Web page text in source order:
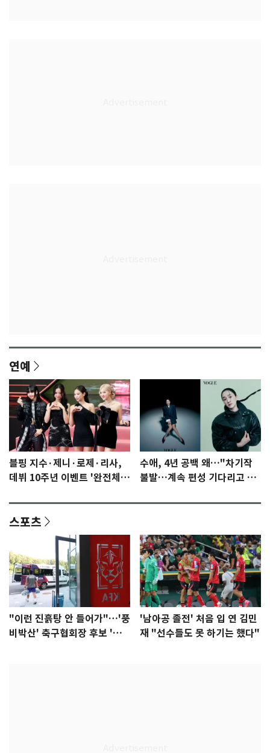
연예
블핑 지수·제니·로제·리사,
데뷔 10주년 이벤트 '완전체'
수애, 4년 공백 왜…"차기작
불발…계속 편성 기다리고 있
스포츠
"이런 진흙탕 안 들어가"…'풍
비박산' 축구협회장 후보 '실
'남아공 졸전' 처음 입 연 김민
재 "선수들도 못 하기는 했다"